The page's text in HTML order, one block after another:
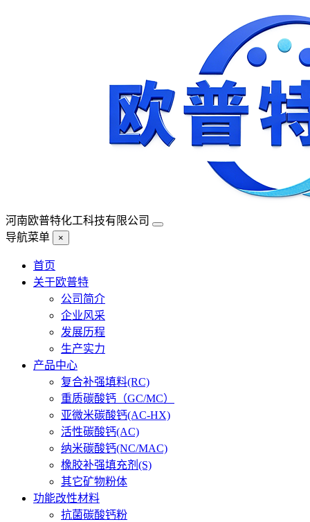
河南欧普特化工科技有限公司
导航菜单
×
首页
关于欧普特
公司简介
企业风采
发展历程
生产实力
产品中心
复合补强填料(RC)
重质碳酸钙（GC/MC）
亚微米碳酸钙(AC-HX)
活性碳酸钙(AC)
纳米碳酸钙(NC/MAC)
橡胶补强填充剂(S)
其它矿物粉体
功能改性材料
抗菌碳酸钙粉